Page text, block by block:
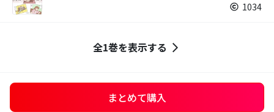
1034
全1巻を表示する
まとめて購入